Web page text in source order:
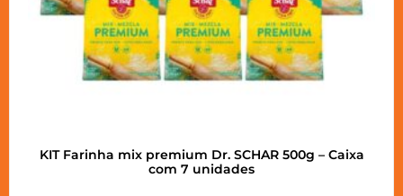
KIT Farinha mix premium Dr. SCHAR 500g – Caixa
com 7 unidades